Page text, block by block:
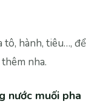
tô, hành, tiêu…, để
nha.
nước muối pha